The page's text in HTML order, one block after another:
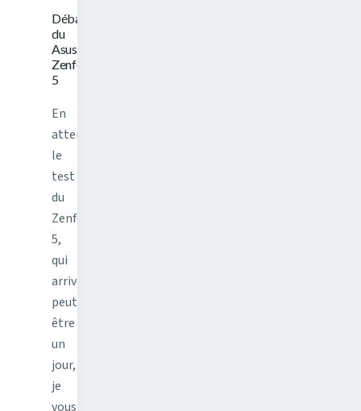
Déballage
du
Asus
Zenfone
5
En
attendant
le
test
du
Zenfone
5,
qui
arrivera
peut-
être
un
jour,
je
vous